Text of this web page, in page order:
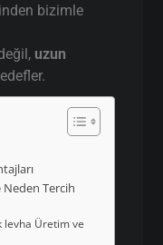
bizimle
uzun
Tercih
levha Üretim ve